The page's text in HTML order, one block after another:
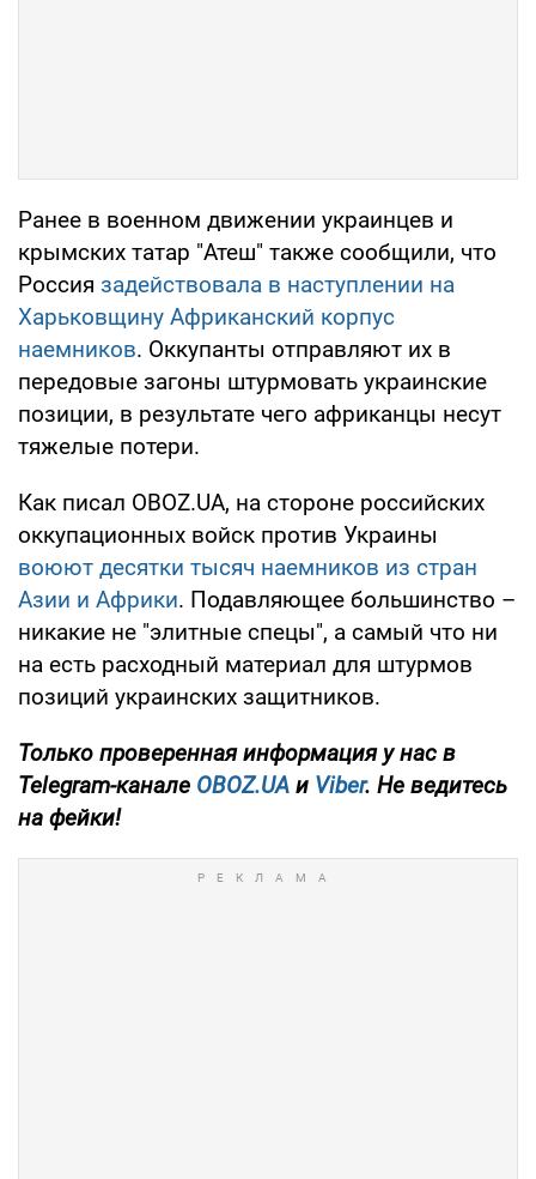
Ранее в военном движении украинцев и
крымских татар "Атеш" также сообщили, что
Россия задействовала в наступлении на
Харьковщину Африканский корпус
наемников. Оккупанты отправляют их в
передовые загоны штурмовать украинские
позиции, в результате чего африканцы несут
тяжелые потери.
Как писал OBOZ.UA, на стороне российских
оккупационных войск против Украины
воюют десятки тысяч наемников из стран
Азии и Африки. Подавляющее большинство –
никакие не "элитные спецы", а самый что ни
на есть расходный материал для штурмов
позиций украинских защитников.
Только проверенная информация у нас в
Telegram-канале OBOZ.UA и Viber. Не ведитесь
на фейки!